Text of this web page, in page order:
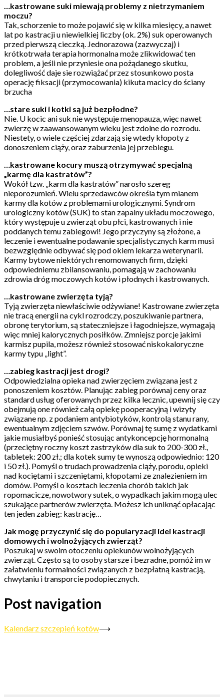
…kastrowane suki miewają problemy z nietrzymaniem
moczu?
Tak, schorzenie to może pojawić się w kilka miesięcy, a nawet
lat po kastracji u niewielkiej liczby (ok. 2%) suk operowanych
przed pierwszą cieczką. Jednorazowa (zazwyczaj) i
krótkotrwała terapia hormonalna może zlikwidować ten
problem, a jeśli nie przyniesie ona pożądanego skutku,
dolegliwość daje sie rozwiążać przez stosunkowo posta
operację fiksacji (przymocowania) kikuta macicy do ściany
brzucha
…stare suki i kotki są już bezpłodne?
Nie. U kocic ani suk nie występuje menopauza, więc nawet
zwierzę w zaawansowanym wieku jest zdolne do rozrodu.
Niestety, o wiele częściej zdarzają się wtedy kłopoty z
donoszeniem ciąży, oraz zaburzenia jej przebiegu.
…kastrowane kocury muszą otrzymywać specjalną
„karmę dla kastratów”?
Wokół tzw. „karm dla kastratów” narosło szereg
nieporozumień. Wielu sprzedawców określa tym mianem
karmy dla kotów z problemami urologicznymi. Syndrom
urologiczny kotów (SUK) to stan zapalny układu moczowego,
który występuje u zwierząt obu płci, kastrowanych i nie
poddanych temu zabiegowi! Jego przyczyny są złożone, a
leczenie i ewentualne podawanie specjalistycznych karm musi
bezwzględnie odbywać się pod okiem lekarza weterynarii.
Karmy bytowe niektórych renomowanych firm, dzięki
odpowiedniemu zbilansowaniu, pomagają w zachowaniu
zdrowia dróg moczowych kotów i płodnych i kastrowanych.
…kastrowane zwierzęta tyją?
Tyją zwierzęta niewłaściwie odżywiane! Kastrowane zwierzęta
nie tracą energii na cykl rozrodczy, poszukiwanie partnera,
obronę terytorium, są stateczniejsze i łagodniejsze, wymagają
więc mniej kalorycznych posiłków. Zmniejsz porcje jakimi
karmisz pupila, możesz również stosować niskokaloryczne
karmy typu „light”.
…zabieg kastracji jest drogi?
Odpowiedzialna opieka nad zwierzęciem związana jest z
ponoszeniem kosztów. Planując zabieg porównaj ceny oraz
standard usług oferowanych przez kilka lecznic, upewnij się czy
obejmują one również całą opiekę pooperacyjną i wizyty
związane np. z podaniem antybiotyków, kontrolą stanu rany,
ewentualnym zdjęciem szwów. Porównaj tę sumę z wydatkami
jakie musiałbyś ponieść stosując antykoncepcję hormonalną
(przeciętny roczny koszt zastrzyków dla suk to 200-300 zł.,
tabletek: 200 zł.; dla kotek sumy te wynoszą odpowiednio: 120
i 50 zł.). Pomyśl o trudach prowadzenia ciąży, porodu, opieki
nad kociętami i szczeniętami, kłopotami ze znalezieniem im
domów. Pomyśl o kosztach leczenia chorób takich jak
ropomacicze, nowotwory sutek, o wypadkach jakim mogą ulec
szukające partnerów zwierzęta. Możesz ich uniknąć opłacając
ten jeden zabieg: kastrację…
Jak mogę przyczynić się do popularyzacji idei kastracji
domowych i wolnożyjących zwierząt?
Poszukaj w swoim otoczeniu opiekunów wolnożyjących
zwierząt. Często są to osoby starsze i bezradne, pomóż im w
załatwieniu formalności związanych z bezpłatną kastracją,
chwytaniu i transporcie podopiecznych.
Post navigation
Kalendarz szczepień kotów⟶